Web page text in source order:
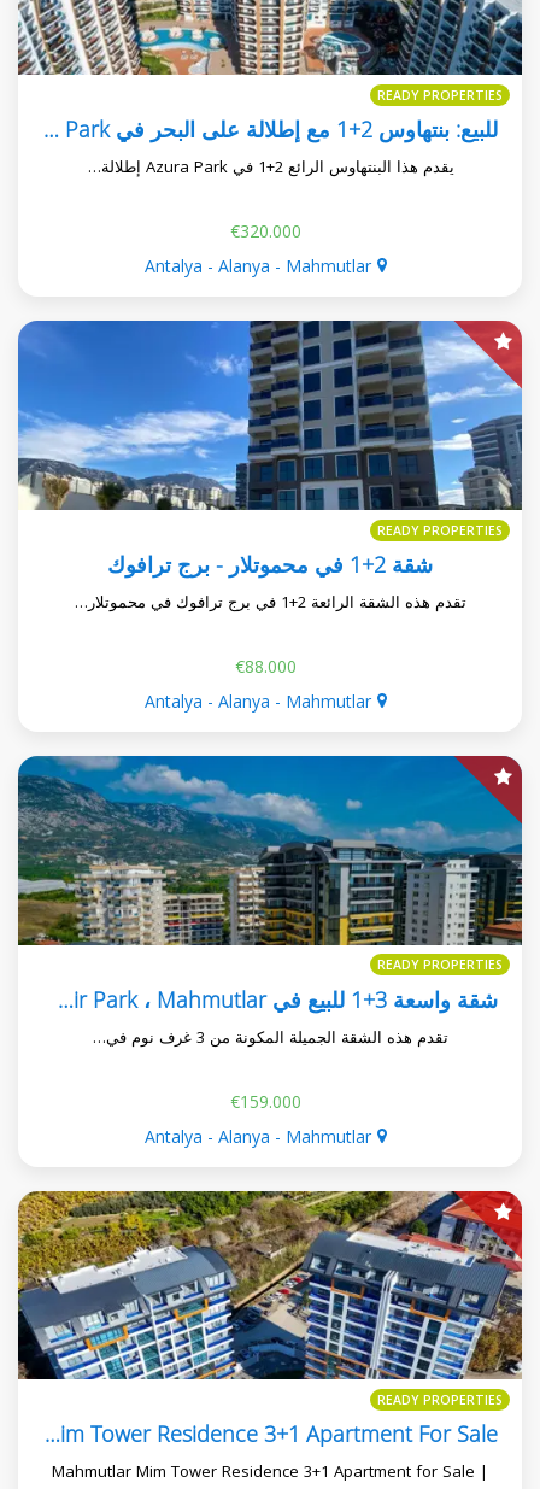
READY PROPERTIES
للبيع: بنتهاوس 2+1 مع إطلالة على البحر في Azura Park، المبنى A
يقدم هذا البنتهاوس الرائع 2+1 في Azura Park إطلالة…
€320.000
Antalya - Alanya - Mahmutlar
READY PROPERTIES
شقة 2+1 في محموتلار - برج ترافوك
تقدم هذه الشقة الرائعة 2+1 في برج ترافوك في محموتلار…
€88.000
Antalya - Alanya - Mahmutlar
READY PROPERTIES
شقة واسعة 3+1 للبيع في Aydemir Park ، Mahmutlar
تقدم هذه الشقة الجميلة المكونة من 3 غرف نوم في…
€159.000
Antalya - Alanya - Mahmutlar
READY PROPERTIES
Mim Tower Residence 3+1 Apartment For Sale
Mahmutlar Mim Tower Residence 3+1 Apartment for Sale |